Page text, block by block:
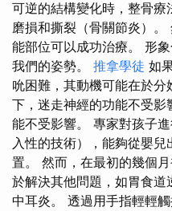
可逆的結構變化時，整骨
磨損和撕裂（骨關節炎）
能部位可以成功治療。 形
我們的姿勢。 推拿學徒 如
吮困難，其動機可能在於
下，迷走神經的功能不受
能不受影響。 專家對孩子
入性的技術），能夠從嬰
置。 然而，在最初的幾個
於解決其他問題，如​​胃食
中耳炎。 透過用手指輕輕